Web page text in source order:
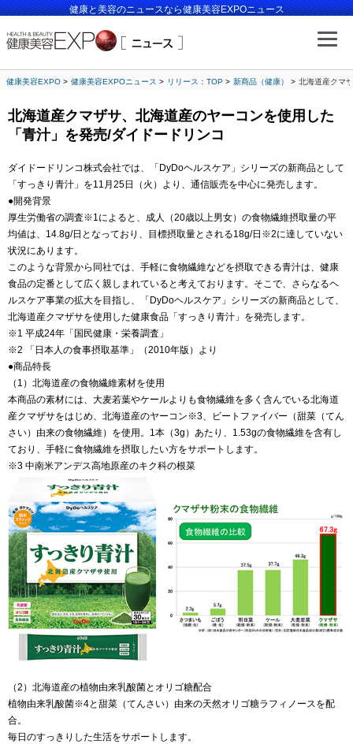
健康と美容のニュースなら健康美容EXPOニュース
健康美容EXPO 健康美容EXPOニュース リリース：TOP 新商品（健康） 北海道産クマ
北海道産クマザサ、北海道産のヤーコンを使用した
「青汁」を発売/ダイドードリンコ
ダイドードリンコ株式会社では、「DyDoヘルスケア」シリーズの新商品として
「すっきり青汁」を11月25日（火）より、通信販売を中心に発売します。
●開発背景
厚生労働省の調査※1によると、成人（20歳以上男女）の食物繊維摂取量の平
均値は、14.8g/日となっており、目標摂取量とされる18g/日※2に達していない
状況にあります。
このような背景から同社では、手軽に食物繊維などを摂取できる青汁は、健康
食品の定番として広く親しまれていると考えております。そこで、さらなるヘ
ルスケア事業の拡大を目指し、「DyDoヘルスケア」シリーズの新商品として、
北海道産クマザサを使用した健康食品「すっきり青汁」を発売します。
※1 平成24年「国民健康・栄養調査」
※2 「日本人の食事摂取基準」（2010年版）より
●商品特長
（1）北海道産の食物繊維素材を使用
本商品の素材には、大麦若葉やケールよりも食物繊維を多く含んでいる北海道
産クマザサをはじめ、北海道産のヤーコン※3、ビートファイバー（甜菜（てん
さい）由来の食物繊維）を使用。1本（3g）あたり、1.53gの食物繊維を含有し
ており、手軽に食物繊維を摂取したい方をサポートします。
※3 中南米アンデス高地原産のキク科の根菜
（2）北海道産の植物由来乳酸菌とオリゴ糖配合
植物由来乳酸菌※4と甜菜（てんさい）由来の天然オリゴ糖ラフィノースを配
合。
毎日のすっきりした生活をサポートします。